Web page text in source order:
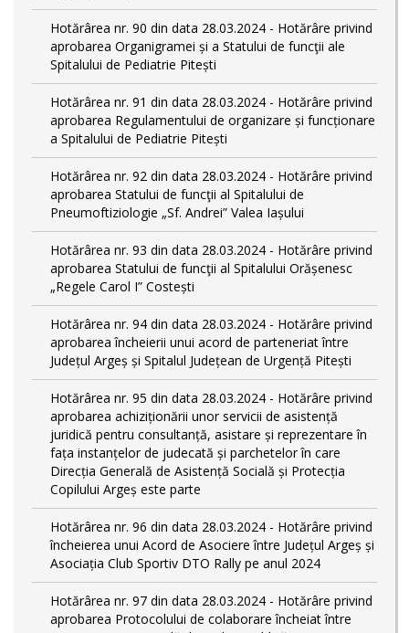
Hotărârea nr. 90 din data 28.03.2024 - Hotărâre privind
aprobarea Organigramei și a Statului de funcţii ale
Spitalului de Pediatrie Pitești
Hotărârea nr. 91 din data 28.03.2024 - Hotărâre privind
aprobarea Regulamentului de organizare și funcționare
a Spitalului de Pediatrie Pitești
Hotărârea nr. 92 din data 28.03.2024 - Hotărâre privind
aprobarea Statului de funcţii al Spitalului de
Pneumoftiziologie „Sf. Andrei” Valea Iașului
Hotărârea nr. 93 din data 28.03.2024 - Hotărâre privind
aprobarea Statului de funcţii al Spitalului Orășenesc
„Regele Carol I” Costești
Hotărârea nr. 94 din data 28.03.2024 - Hotărâre privind
aprobarea încheierii unui acord de parteneriat între
Județul Argeș și Spitalul Județean de Urgență Pitești
Hotărârea nr. 95 din data 28.03.2024 - Hotărâre privind
aprobarea achiziționării unor servicii de asistență
juridică pentru consultanță, asistare și reprezentare în
fața instanțelor de judecată și parchetelor în care
Direcția Generală de Asistență Socială și Protecția
Copilului Argeș este parte
Hotărârea nr. 96 din data 28.03.2024 - Hotărâre privind
încheierea unui Acord de Asociere între Județul Argeș și
Asociația Club Sportiv DTO Rally pe anul 2024
Hotărârea nr. 97 din data 28.03.2024 - Hotărâre privind
aprobarea Protocolului de colaborare încheiat între